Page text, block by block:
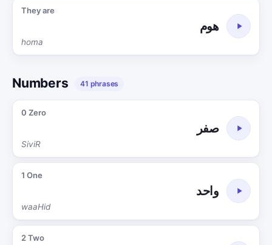
They are
هوم
homa
Numbers 41 phrases
0 Zero
صفر
SiviR
1 One
واحد
waaHid
2 Two